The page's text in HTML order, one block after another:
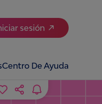
sesión
Centro De Ayuda